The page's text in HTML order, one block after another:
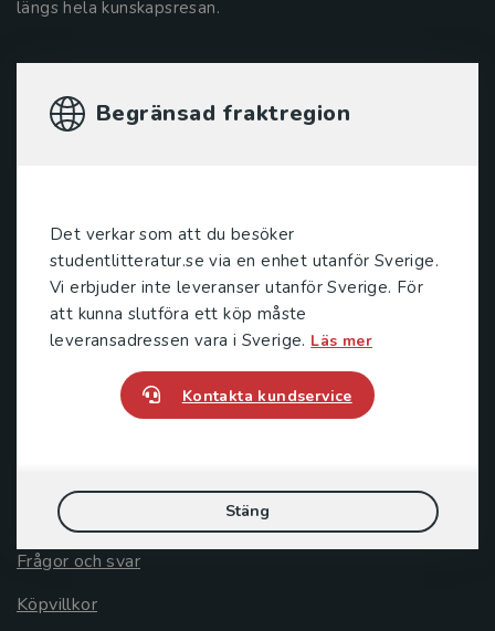
Begränsad fraktregion
Det verkar som att du besöker
studentlitteratur.se via en enhet utanför Sverige.
Vi erbjuder inte leveranser utanför Sverige. För
att kunna slutföra ett köp måste
leveransadressen vara i Sverige. Läs mer
Kontakta kundservice
Stäng
längs hela kunskapsresan.
Kontakta oss
Kontakta oss
Box 141
221 00 Lund
Besöksadress:
Åkergränden 1
Kundservice
046-31 21 00
Frågor och svar
Köpvillkor